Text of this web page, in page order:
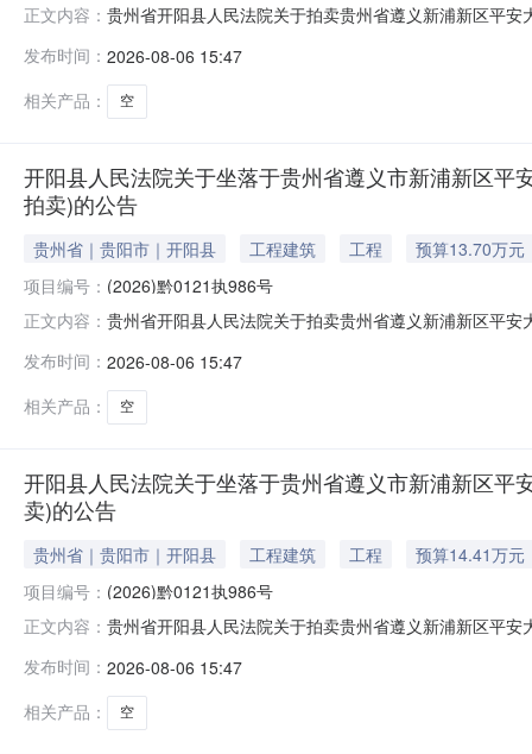
正文内容： 贵州省开阳县人民法院关于拍卖贵州省遵义新浦新区平
财产，将依法追究其相应违法责任（刑事责任或民事妨
付方式等内容，充分了解拍卖标的
发布时间： 2026-08-06 15:47
相关产品：
空
开阳县人民法院关于坐落于贵州省遵义市新浦新区
拍卖)的公告
贵州省｜贵阳市｜开阳县 工程建筑 工程
预算13.70万元
项目编号： (2026)黔0121执986号
正文内容： 贵州省开阳县人民法院关于拍卖贵州省遵义新浦新区平
财产，将依法追究其相应违法责任（刑事责任或民事妨
付方式等内容，充分了解拍卖标的物
发布时间： 2026-08-06 15:47
相关产品：
空
开阳县人民法院关于坐落于贵州省遵义市新浦新区
卖)的公告
贵州省｜贵阳市｜开阳县 工程建筑 工程
预算14.41万元
项目编号： (2026)黔0121执986号
正文内容： 贵州省开阳县人民法院关于拍卖贵州省遵义新浦新区平
财产，将依法追究其相应违法责任（刑事责任或民事妨
付方式等内容，充分了解拍卖标的
发布时间： 2026-08-06 15:47
相关产品：
空